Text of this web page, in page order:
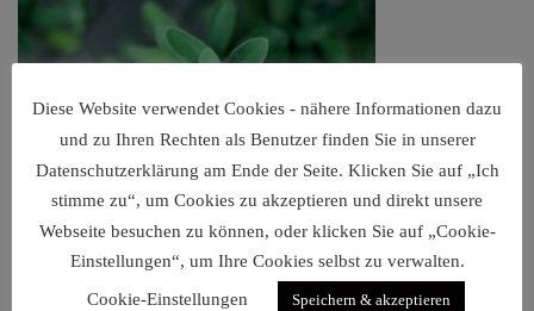
Diese Website verwendet Cookies - nähere Informationen dazu
und zu Ihren Rechten als Benutzer finden Sie in unserer
Datenschutzerklärung am Ende der Seite. Klicken Sie auf „Ich
stimme zu“, um Cookies zu akzeptieren und direkt unsere
Webseite besuchen zu können, oder klicken Sie auf „Cookie-
Einstellungen“, um Ihre Cookies selbst zu verwalten.
Cookie-Einstellungen
Speichern & akzeptieren